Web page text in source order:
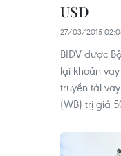
USD
27/03/2015
BIDV được
lại khoản
truyền tải
(WB) trị giá